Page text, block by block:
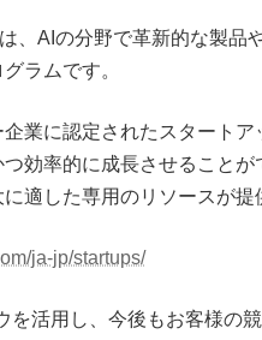
、AIの分野で革新的な製
ラムです。
業に認定されたスタート
効率的に成長させること
適した専用のリソースが提
ja-jp/startups/
を活用し、今後もお客様の